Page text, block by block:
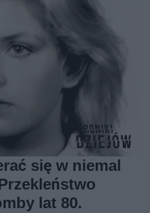
się w niemal
lat 80.